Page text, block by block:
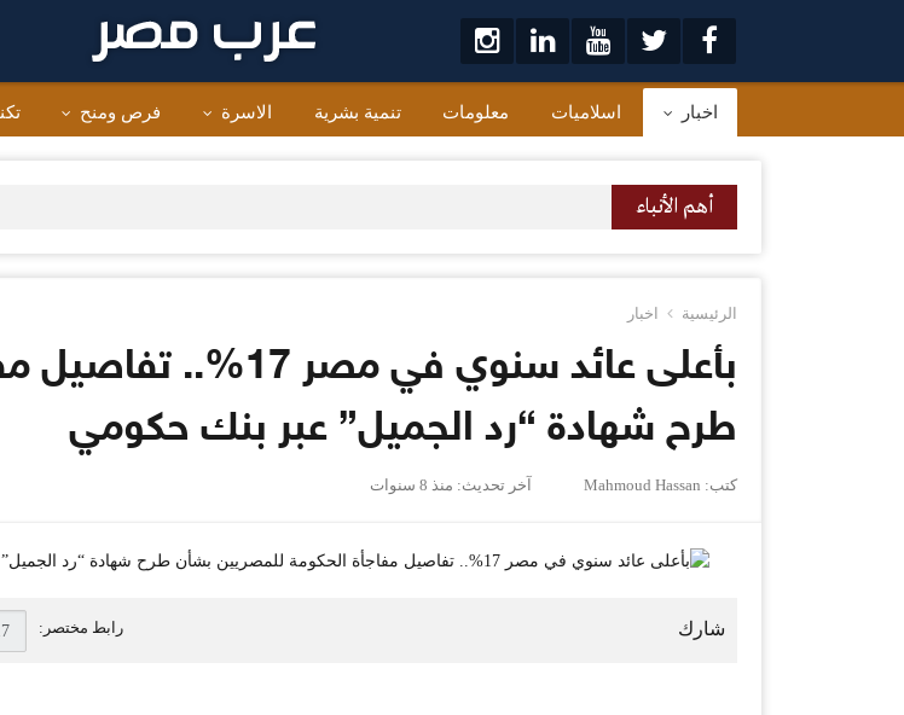
اخبار اسلاميات معلومات تنمية بشرية الاسرة فرص ومنح
أهم الأنباء
الرئيسية اخبار
بأعلى عائد سنوي في
طرح شهادة “رد الجميل” عبر بنك حكومي
كتب: Mahmoud Hassan آخر تحديث: منذ 8 سنوات